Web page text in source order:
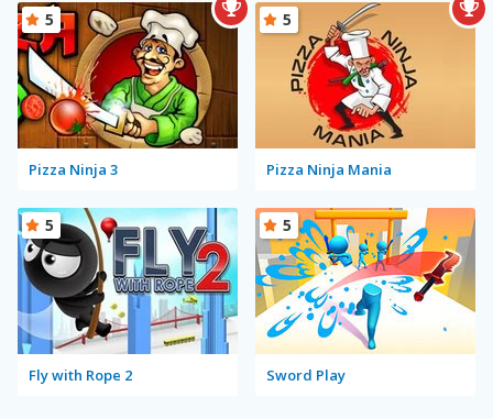
Pizza Ninja 3
5
Pizza Ninja Mania
5
Fly with Rope 2
5
Sword Play
5